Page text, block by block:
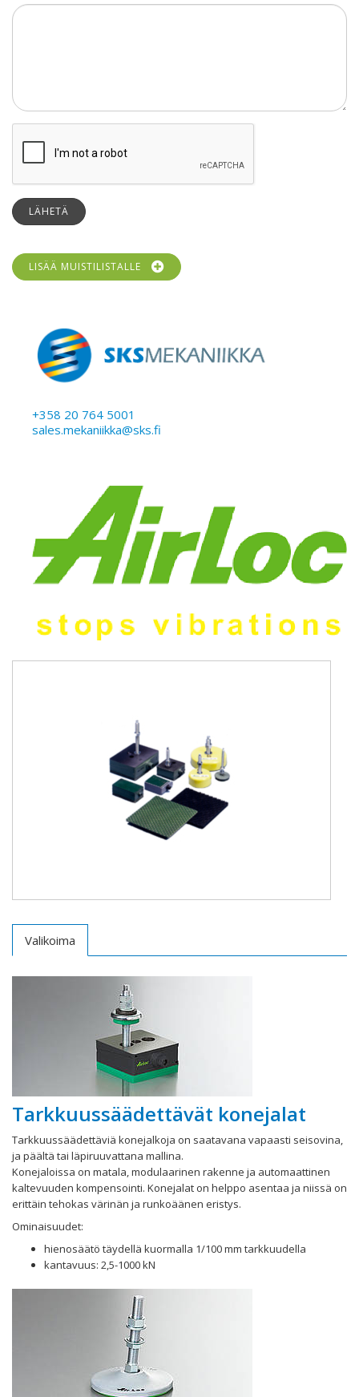
LÄHETÄ
LISÄÄ MUISTILISTALLE
+358 20 764 5001
sales.mekaniikka@sks.fi
Valikoima
Tarkkuussäädettävät konejalat
Tarkkuussäädettäviä konejalkoja on saatavana vapaasti seisovina,
ja päältä tai läpiruuvattana mallina.
Konejaloissa on matala, modulaarinen rakenne ja automaattinen
kaltevuuden kompensointi. Konejalat on helppo asentaa ja niissä on
erittäin tehokas värinän ja runkoäänen eristys.
Ominaisuudet:
hienosäätö täydellä kuormalla 1/100 mm tarkkuudella
kantavuus: 2,5-1000 kN